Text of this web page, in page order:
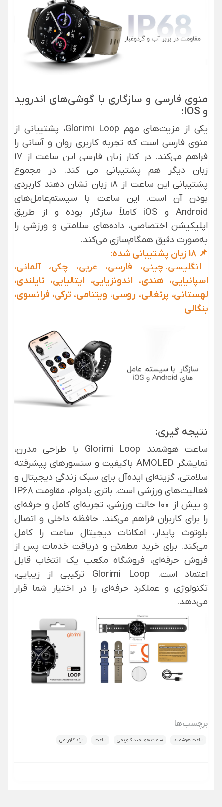
منوی فارسی و سازگاری با گوشی‌های اندروید
و iOS:
یکی از مزیت‌های مهم Glorimi Loop، پشتیبانی از
منوی فارسی است که تجربه کاربری روان و آسانی را
فراهم می‌کند. در کنار زبان فارسی این ساعت از 17
زبان دیگر هم پشتیبانی می کند. در مجموع
پشتیبانی این ساعت از 18 زبان نشان دهند کاربردی
بودن آن است. این ساعت با سیستم‌عامل‌های
Android و iOS کاملاً سازگار بوده و از طریق
اپلیکیشن اختصاصی، داده‌های سلامتی و ورزشی را
به‌صورت دقیق همگام‌سازی می‌کند.
📌 18 زبان پشتیبانی شده:
انگلیسی، چینی، فارسی، عربی، چکی، آلمانی،
اسپانیایی، هندی، اندونزیایی، ایتالیایی، تایلندی،
لهستانی، پرتغالی، روسی، ویتنامی، ترکی، فرانسوی،
بنگالی
نتیجه گیری:
ساعت هوشمند Glorimi Loop با طراحی مدرن،
نمایشگر AMOLED باکیفیت و سنسورهای پیشرفته
سلامتی، گزینه‌ای ایده‌آل برای سبک زندگی دیجیتال و
فعالیت‌های ورزشی است. باتری بادوام، مقاومت IP68
و بیش از 100 حالت ورزشی، تجربه‌ای کامل و حرفه‌ای
را برای کاربران فراهم می‌کند. حافظه داخلی و اتصال
بلوتوث پایدار، امکانات دیجیتال ساعترا کامل
می‌کند. برایخرید مطمئن و دریافت خدمات پس از
فروشحرفه‌ای، فروشگاه مکعب یک انتخاب قابل
اعتماد است.
Glorimi Loop ترکیبی از زیبایی،
تکنولوژی و عملکرد حرفه‌ای را در اختیار شما قرار
می‌دهد.
برچسب‌ها
ساعت هوشمند ساعت هوشمند گلوریمی ساعت برند گلوریمی